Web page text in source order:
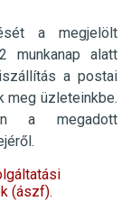
a megjelölt
munkanap alatt
a postai
meg üzleteinkbe.
a megadott
(ászf).